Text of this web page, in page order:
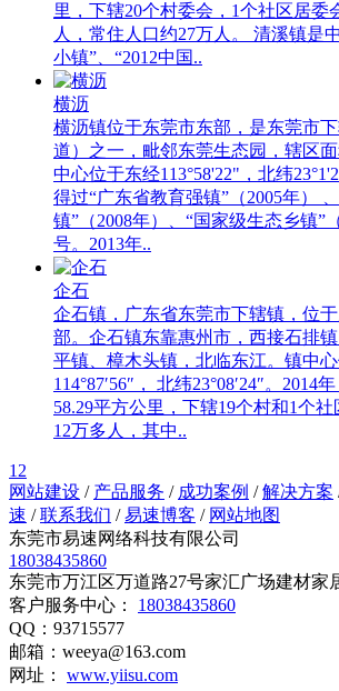
里，下辖20个村委会，1个社区居委
人，常住人口约27万人。 清溪镇是
小镇”、“2012中国..
横沥
横沥镇位于东莞市东部，是东莞市
道）之一，毗邻东莞生态园，辖区
中心位于东经113°58'22"，北纬
得过“广东省教育强镇”（2005年）
镇”（2008年）、“国家级生态乡镇”
号。2013年..
企石
企石镇，广东省东莞市下辖镇，位
部。企石镇东靠惠州市，西接石排
平镇、樟木头镇，北临东江。镇中
114°87′56″， 北纬23°08′24″。2014
58.29平方公里，下辖19个村和1个社
12万多人，其中..
1 2
网站建设 / 产品服务 / 成功案例 / 解决方案
速 / 联系我们 / 易速博客 / 网站地图
东莞市易速网络科技有限公司
18038435860
东莞市万江区万道路27号家汇广场建材家
客户服务中心： 18038435860
QQ：93715577
邮箱：weeya@163.com
网址： www.yiisu.com